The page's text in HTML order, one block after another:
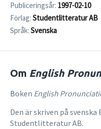
Publiceringsår: 1997-02-10
Förlag: Studentlitteratur AB
Språk: Svenska
Om English
Boken English
Den är skriven på
Studentlitteratur AB.